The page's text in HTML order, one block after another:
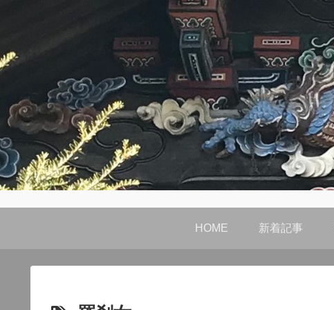
HOME 新着記事